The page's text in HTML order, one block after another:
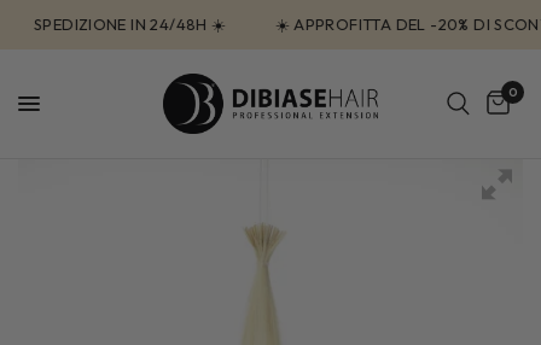
SPEDIZIONE IN 24/48H ☀️ ☀️ APPROFITTA DEL -20% DI
0